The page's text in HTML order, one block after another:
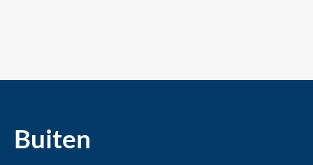
Buiten